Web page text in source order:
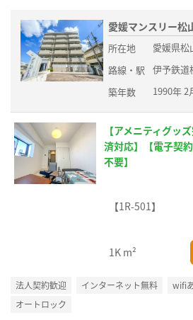
愛媛マンスリー松
所在地
愛媛県松
路線・駅
伊予鉄道
築年数
1990年 2
【アメニティグッ
済対応】【電子契
不要】
【1R-501】
1K m²
法人契約歓迎 インターネット無料 wifi
オートロック